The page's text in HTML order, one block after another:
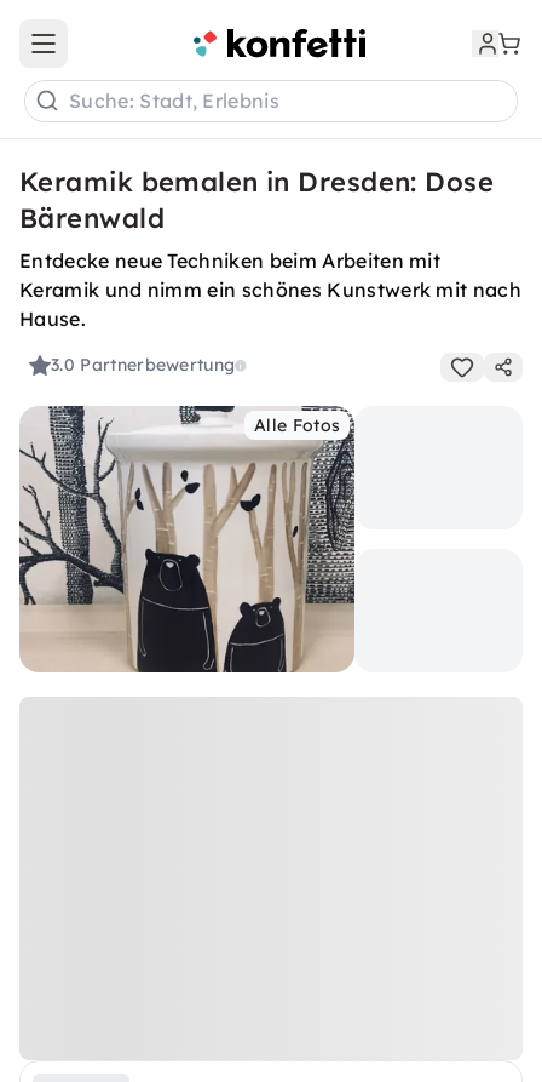
Open main menu
Suche: Stadt, Erlebnis
Keramik bemalen in Dresden: Dose
Bärenwald
Entdecke neue Techniken beim Arbeiten mit
Keramik und nimm ein schönes Kunstwerk mit nach
Hause.
3.0 Partnerbewertung
Alle Fotos